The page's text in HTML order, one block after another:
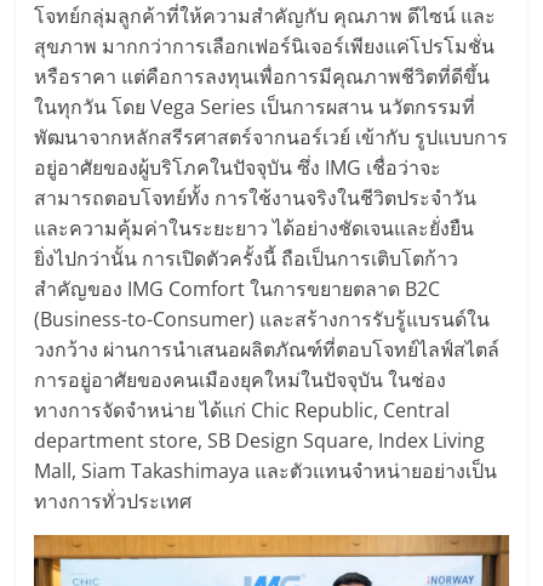
โจทย์กลุ่มลูกค้าที่ให้ความสำคัญกับ คุณภาพ ดีไซน์ และ
สุขภาพ มากกว่าการเลือกเฟอร์นิเจอร์เพียงแค่โปรโมชั่น
หรือราคา แต่คือการลงทุนเพื่อการมีคุณภาพชีวิตที่ดีขึ้น
ในทุกวัน โดย Vega Series เป็นการผสาน นวัตกรรมที่
พัฒนาจากหลักสรีรศาสตร์จากนอร์เวย์ เข้ากับ รูปแบบการ
อยู่อาศัยของผู้บริโภคในปัจจุบัน ซึ่ง IMG เชื่อว่าจะ
สามารถตอบโจทย์ทั้ง การใช้งานจริงในชีวิตประจำวัน
และความคุ้มค่าในระยะยาว ได้อย่างชัดเจนและยั่งยืน
ยิ่งไปกว่านั้น การเปิดตัวครั้งนี้ ถือเป็นการเติบโตก้าว
สำคัญของ IMG Comfort ในการขยายตลาด B2C
(Business-to-Consumer) และสร้างการรับรู้แบรนด์ใน
วงกว้าง ผ่านการนำเสนอผลิตภัณฑ์ที่ตอบโจทย์ไลฟ์สไตล์
การอยู่อาศัยของคนเมืองยุคใหม่ในปัจจุบัน ในช่อง
ทางการจัดจำหน่าย ได้แก่ Chic Republic, Central
department store, SB Design Square, Index Living
Mall, Siam Takashimaya และตัวแทนจำหน่ายอย่างเป็น
ทางการทั่วประเทศ